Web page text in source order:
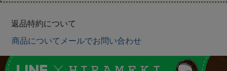
返品特約について
商品についてメールでお問い合わせ